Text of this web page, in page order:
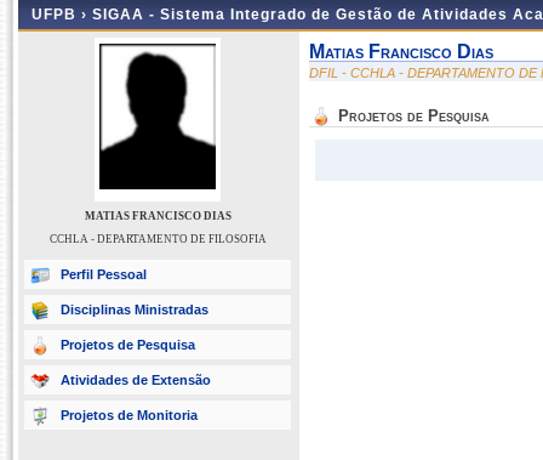
UFPB › SIGAA - Sistema Integrado de Gestão de Atividades
MATIAS FRANCISCO DIAS
CCHLA - DEPARTAMENTO DE FILOSOFIA
Perfil Pessoal
Disciplinas Ministradas
Projetos de Pesquisa
Atividades de Extensão
Projetos de Monitoria
Matias Francisco Dias
DFIL - CCHLA - DEPARTAMENTO DE
Projetos de Pesquisa